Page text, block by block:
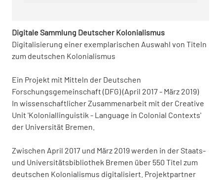
Digitale Sammlung Deutscher Kolonialismus
Digitalisierung einer exemplarischen Auswahl von Titeln
zum deutschen Kolonialismus
Ein Projekt mit Mitteln der Deutschen
Forschungsgemeinschaft (DFG) (April 2017 - März 2019)
In wissenschaftlicher Zusammenarbeit mit der Creative
Unit 'Koloniallinguistik - Language in Colonial Contexts'
der Universität Bremen.
Zwischen April 2017 und März 2019 werden in der Staats-
und Universitätsbibliothek Bremen über 550 Titel zum
deutschen Kolonialismus digitalisiert. Projektpartner